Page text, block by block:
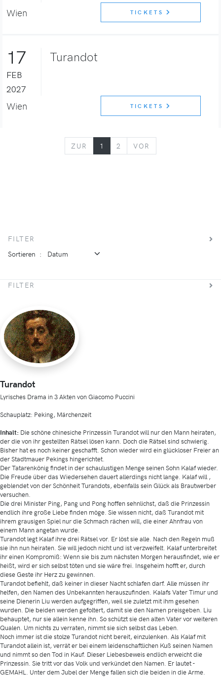
Wien TICKETS
17
FEB
2027
Turandot
Wien TICKETS
ZUR ZURÜCK
1 2 VOR
FILTER
Sortieren :
FILTER
Turandot
Lyrisches Drama in 3 Akten von Giacomo Puccini
Schauplatz: Peking, Märchenzeit
Inhalt: Die schöne chinesiche Prinzessin Turandot will nur den Mann heiraten,
der die von ihr gestellten Rätsel lösen kann. Doch die Rätsel sind schwierig.
Bisher hat es noch keiner geschafft. Schon wieder wird ein glückloser Freier an
der Stadtmauer Pekings hingerichtet.
Der Tatarenkönig findet in der schaulustigen Menge seinen Sohn Kalaf wieder.
Die Freude über das Wiedersehen dauert allerdings nicht lange. Kalaf will ,
geblendet von der Schönheit Turandots, ebenfalls sein Glück als Brautwerber
versuchen.
Die drei Minister Ping, Pang und Pong hoffen sehnlichst, daß die Prinzessin
endlich ihre große Liebe finden möge. Sie wissen nicht, daß Turandot mit
ihrem grausigen Spiel nur die Schmach rächen will, die einer Ahnfrau von
einem Mann angetan wurde.
Turandot legt Kalaf ihre drei Rätsel vor. Er löst sie alle. Nach den Regeln muß
sie ihn nun heiraten. Sie will jedoch nicht und ist verzweifelt. Kalaf unterbreitet
ihr einen Kompromiß: Wenn sie bis zum nächsten Morgen herausfindet, wie er
heißt, wird er sich selbst töten und sie wäre frei. Insgeheim hofft er, durch
diese Geste ihr Herz zu gewinnen.
Turandot befiehlt, daß keiner in dieser Nacht schlafen darf. Alle müssen ihr
helfen, den Namen des Unbekannten herauszufinden. Kalafs Vater Timur und
seine Dienerin Liu werden aufgegriffen, weil sie zuletzt mit ihm gesehen
wurden. Die beiden werden gefoltert, damit sie den Namen preisgeben. Liu
behauptet, nur sie allein kenne ihn. So schützt sie den alten Vater vor weiteren
Qualen. Um nichts zu verraten, nimmt sie sich selbst das Leben.
Noch immer ist die stolze Turandot nicht bereit, einzulenken. Als Kalaf mit
Turandot allein ist, verrät er bei einem leidenschaftlichen Kuß seinen Namen
und nimmt so den Tod in Kauf. Dieser Liebesbeweis endlich erweicht die
Prinzessin. Sie tritt vor das Volk und verkündet den Namen. Er lautet -
GEMAHL. Unter dem Jubel der Menge fallen sich die beiden in die Arme.